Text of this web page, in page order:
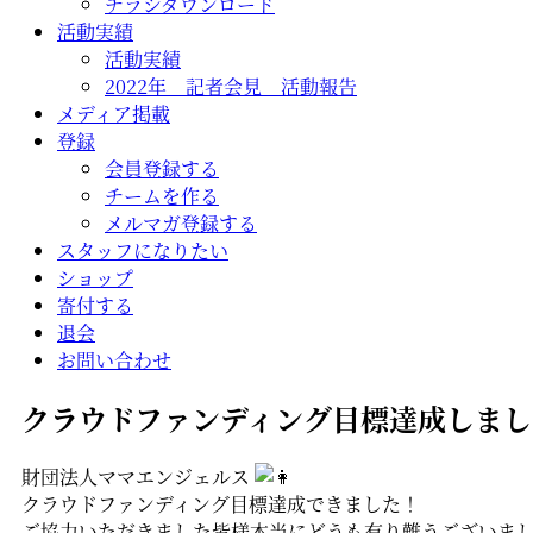
活動実績
活動実績
2022年 記者会見 活動報告
メディア掲載
登録
会員登録する
チームを作る
メルマガ登録する
スタッフになりたい
ショップ
寄付する
退会
お問い合わせ
クラウドファンディング目標達成しまし
財団法人ママエンジェルス
クラウドファンディング目標達成できました！